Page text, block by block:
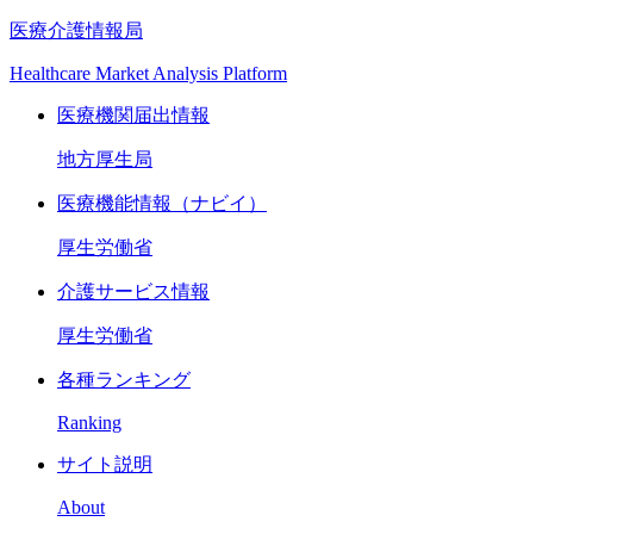
医療介護情報局
Healthcare Market Analysis Platform
医療機関届出情報
地方厚生局
医療機能情報（ナビイ）
厚生労働省
介護サービス情報
厚生労働省
各種ランキング
Ranking
サイト説明
About